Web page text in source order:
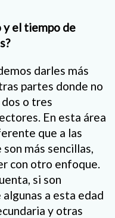
y el tiempo de
darles más
partes donde no
dos o tres
En esta área
que a las
más sencillas,
con otro enfoque.
si son
a esta edad
y otras